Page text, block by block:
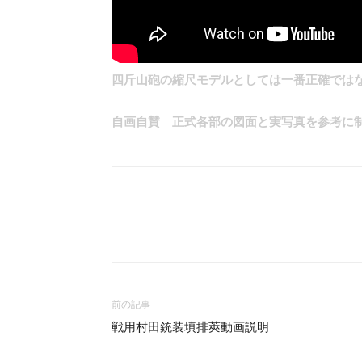
四斤山砲の縮尺モデルとしては一番正確では
自画自賛 正式各部の図面と実写真を参考に
前の記事
戦用村田銃装填排莢動画説明